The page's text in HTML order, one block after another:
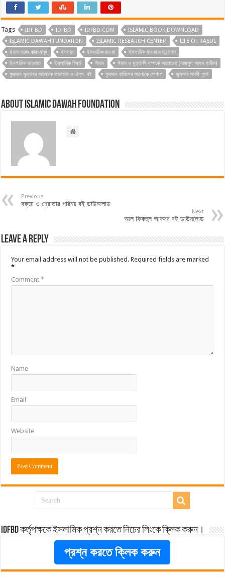
Tags IDF BD IDFBD IDFBD.COM
ISLAMIC BOOK DOWNLOAD
ISLAMIC DAWAH FUNDATION
ISLAMIC RESEARCH CENTER
LIFE OF RASUL
ইমান ভঙ্গের কারনসমূহ
ইসলাম ইসলামিক দাওয়া
ইসলামিক দাওয়া ফাউন্ডেশন
ইসলামিক দাওয়াত
ইসলামিক রিসার্চ ঈমান
ঈমান ও মুত্তাকী সম্পর্কে আলোচনা (নাজমুল আযম শামীম)
কুরআন সুন্নাহর আলোকে জামায়াত ও ঐক্য বই
কুরআন হাদিসের আলোকে পোশাক জুমআর আরবী খুৎবা
About ISLAMIC DAWAH FOUNDATION
Previous
বক্তা ও শ্রোতার পরিচয় বই ডাউনলোড
Next
আল ফিকহুল আকবর বই ডাউনলোড
Leave a Reply
Your email address will not be published. Required fields are marked
*
Comment*
Name
Email
Website
idfbd কর্তৃপক্ষকে ইসলামিক প্রশ্ন করতে নিচের লিংকে ক্লিক করুন।
প্রশ্ন করতে ক্লিক করুন